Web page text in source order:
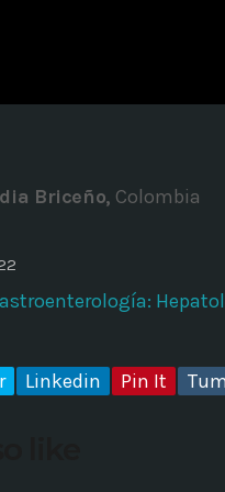
Time
Briceño, Colombia
Linkedin Pin It